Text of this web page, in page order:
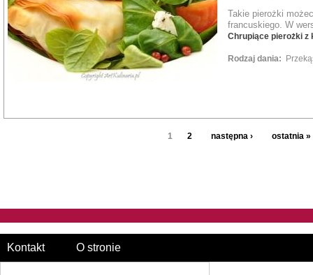
Takie pierożki
francuskiego. W
Chrupiące pierożki z
Rodzaj dania:
1 2 następna › ostatnia »
Kontakt O stronie